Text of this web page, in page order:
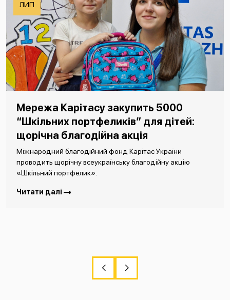
ЛИП
Мережа Карітасу закупить 5000
“Шкільних портфеликів” для дітей:
щорічна благодійна акція
Міжнародний благодійний фонд Карітас України
проводить щорічну всеукраїнську благодійну акцію
«Шкільний портфелик».
Читати далі